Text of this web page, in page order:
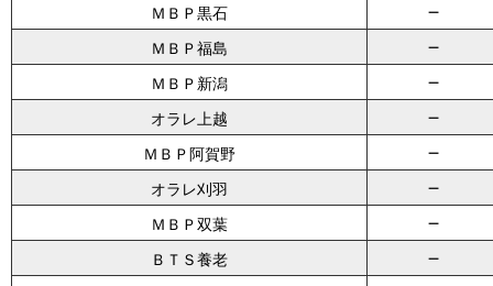
ＭＢＰ黒石 －
ＭＢＰ福島 －
ＭＢＰ新潟 －
オラレ上越 －
ＭＢＰ阿賀野 －
オラレ刈羽 －
ＭＢＰ双葉 －
ＢＴＳ養老 －